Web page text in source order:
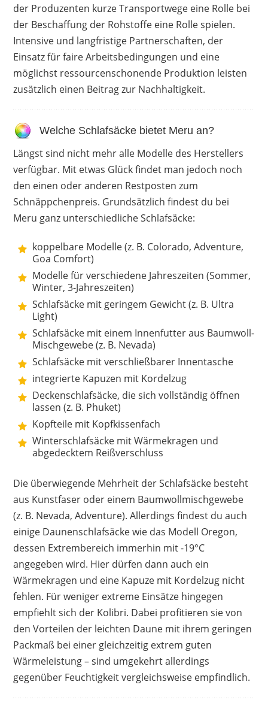
geringes Gewicht
kleines Packmaß
wärmt
Nachteile
saugt Flüssigkeit auf
großes Packmaß
der Produzenten kurze Transportwege eine Rolle bei
der Beschaffung der Rohstoffe eine Rolle spielen.
Intensive und langfristige Partnerschaften, der
Einsatz für faire Arbeitsbedingungen und eine
möglichst ressourcenschonende Produktion leisten
zusätzlich einen Beitrag zur Nachhaltigkeit.
Welche Schlafsäcke bietet Meru an?
Längst sind nicht mehr alle Modelle des Herstellers
verfügbar. Mit etwas Glück findet man jedoch noch
den einen oder anderen Restposten zum
Schnäppchenpreis. Grundsätzlich findest du bei
Meru ganz unterschiedliche Schlafsäcke:
koppelbare Modelle (z. B. Colorado, Adventure,
Goa Comfort)
Modelle für verschiedene Jahreszeiten (Sommer,
Winter, 3-Jahreszeiten)
Schlafsäcke mit geringem Gewicht (z. B. Ultra
Light)
Schlafsäcke mit einem Innenfutter aus Baumwoll-
Mischgewebe (z. B. Nevada)
Schlafsäcke mit verschließbarer Innentasche
integrierte Kapuzen mit Kordelzug
Deckenschlafsäcke, die sich vollständig öffnen
lassen (z. B. Phuket)
Kopfteile mit Kopfkissenfach
Winterschlafsäcke mit Wärmekragen und
abgedecktem Reißverschluss
Die überwiegende Mehrheit der Schlafsäcke besteht
aus Kunstfaser oder einem Baumwollmischgewebe
(z. B. Nevada, Adventure). Allerdings findest du auch
einige Daunenschlafsäcke wie das Modell Oregon,
dessen Extrembereich immerhin mit -19°C
angegeben wird. Hier dürfen dann auch ein
Wärmekragen und eine Kapuze mit Kordelzug nicht
fehlen. Für weniger extreme Einsätze hingegen
empfiehlt sich der Kolibri. Dabei profitieren sie von
den Vorteilen der leichten Daune mit ihrem geringen
Packmaß bei einer gleichzeitig extrem guten
Wärmeleistung – sind umgekehrt allerdings
gegenüber Feuchtigkeit vergleichsweise empfindlich.